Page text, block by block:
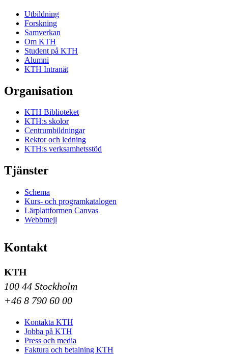
Utbildning
Forskning
Samverkan
Om KTH
Student på KTH
Alumni
KTH Intranät
Organisation
KTH Biblioteket
KTH:s skolor
Centrumbildningar
Rektor och ledning
KTH:s verksamhetsstöd
Tjänster
Schema
Kurs- och programkatalogen
Lärplattformen Canvas
Webbmejl
Kontakt
KTH
100 44 Stockholm
+46 8 790 60 00
Kontakta KTH
Jobba på KTH
Press och media
Faktura och betalning KTH